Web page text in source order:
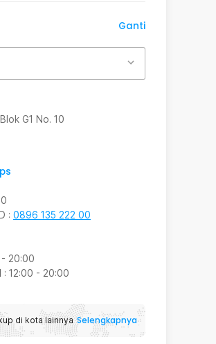
Ganti
G1 No. 10
: 0896 135 222 00
- 20:00
: 12:00 - 20:00
di kota lainnya Selengkapnya